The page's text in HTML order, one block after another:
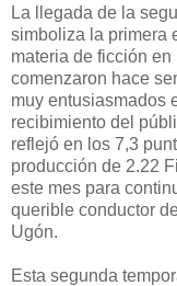
La llegada de la
simboliza la primera
materia de ficción
comenzaron hace
muy entusiasmados
recibimiento del
reflejó en los 7,3
producción de 2.22
este mes para
querible conductor
Ugón.
Esta segunda